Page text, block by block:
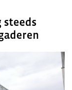
steeds